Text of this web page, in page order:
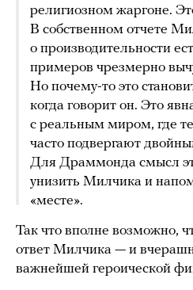
религиозном жаргоне.
В собственном отчете
о производительности
примеров чрезмерно
Но почему-то это
когда говорит он. Это
с реальным миром, где
часто подвергают
Для Драммонда смысл
унизить Милчика и
«месте».
Так что вполне возможно,
ответ Милчика — и
важнейшей героической